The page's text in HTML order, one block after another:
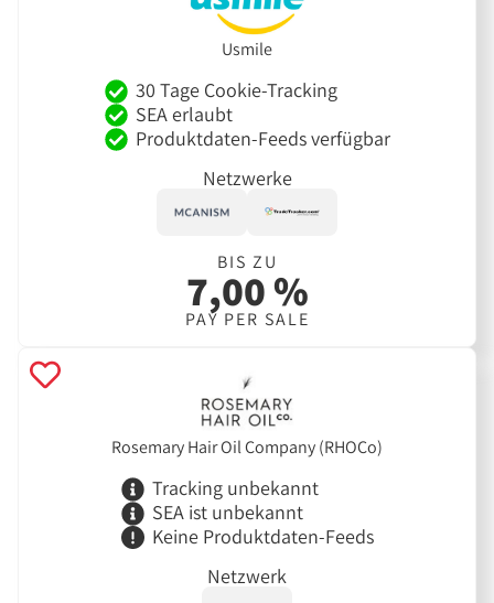
Usmile
30 Tage Cookie-Tracking
SEA erlaubt
Produktdaten-Feeds verfügbar
Netzwerke
BIS ZU
7,00 %
PAY PER SALE
Rosemary Hair Oil Company (RHOCo)
Tracking unbekannt
SEA ist unbekannt
Keine Produktdaten-Feeds
Netzwerk